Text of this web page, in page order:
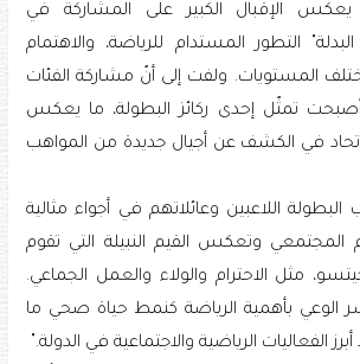
يعكس الإقبال الكبير على المشاركة في
التطور المستدام للرياضة، والاهتمام
المستويات. ولفت إلى أنّ مشاركة الفئات
أصبحت تمثّل إحدى ركائز البطولة، ما يعكس
في الكشف عن أجيال جديدة من المواهب
اللاعبين وعائلاتهم في أجواء مثالية
المجتمعي وتعكس القيم النبيلة التي تقوم
مثل الاحترام والولاء والعمل الجماعي.
بأهمية الرياضة كنمط حياة صحي ما
الفعاليات الرياضية والاجتماعية في الدولة."